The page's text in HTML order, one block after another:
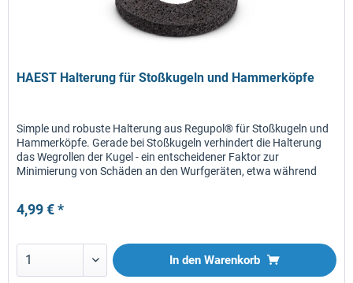
HAEST Halterung für Stoßkugeln und Hammerköpfe
Simple und robuste Halterung aus Regupol® für Stoßkugeln und
Hammerköpfe. Gerade bei Stoßkugeln verhindert die Halterung
das Wegrollen der Kugel - ein entscheidener Faktor zur
Minimierung von Schäden an den Wurfgeräten, etwa während
4,99 € *
In den Warenkorb